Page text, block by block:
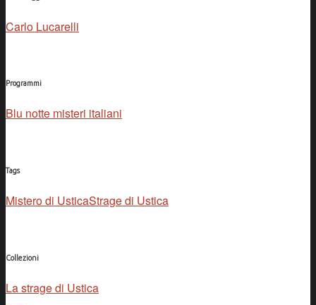
Carlo Lucarelli
Programmi
Blu notte misteri italiani
Tags
Mistero di UsticaStrage di Ustica
Collezioni
La strage di Ustica